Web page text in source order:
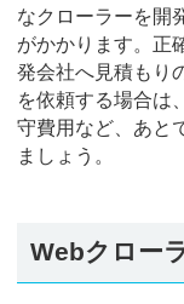
なクローラーを開
がかかります。正
発会社へ見積もり
を依頼する場合は
守費用など、あと
ましょう。
Webクロー